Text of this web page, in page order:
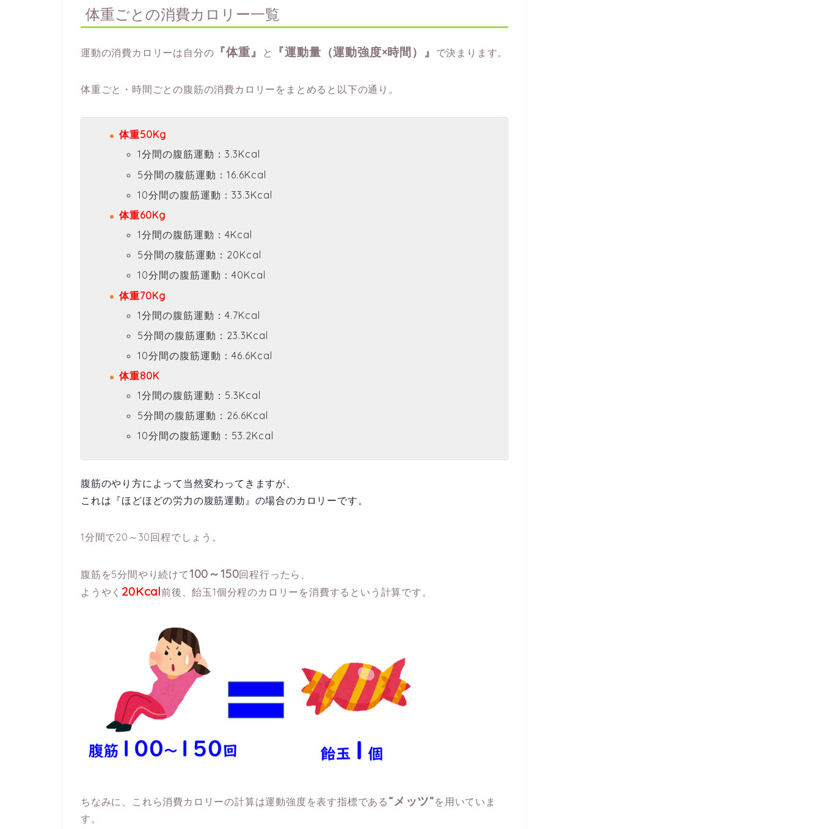
体重ごとの消費カロリー一覧
運動の消費カロリーは自分の 『体重』 と 『運動量（運動強度×時間）』 で決まります。
体重ごと・時間ごとの腹筋の消費カロリーをまとめると以下の通り。
体重50Kg
1分間の腹筋運動：3.3Kcal
5分間の腹筋運動：16.6Kcal
10分間の腹筋運動：33.3Kcal
体重60Kg
1分間の腹筋運動：4Kcal
5分間の腹筋運動：20Kcal
10分間の腹筋運動：40Kcal
体重70Kg
1分間の腹筋運動：4.7Kcal
5分間の腹筋運動：23.3Kcal
10分間の腹筋運動：46.6Kcal
体重80K
1分間の腹筋運動：5.3Kcal
5分間の腹筋運動：26.6Kcal
10分間の腹筋運動：53.2Kcal
腹筋のやり方によって当然変わってきますが、
これは『ほどほどの労力の腹筋運動』の場合のカロリーです。
1分間で20～30回程でしょう。
腹筋を5分間やり続けて100～150回程行ったら、
ようやく 20Kcal前後、飴玉1個分程のカロリーを消費するという計算です。
ちなみに、これら消費カロリーの計算は運動強度を表す指標である “メッツ”を用いていま
す。